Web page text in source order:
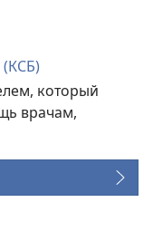
(КСБ)
который
врачам,